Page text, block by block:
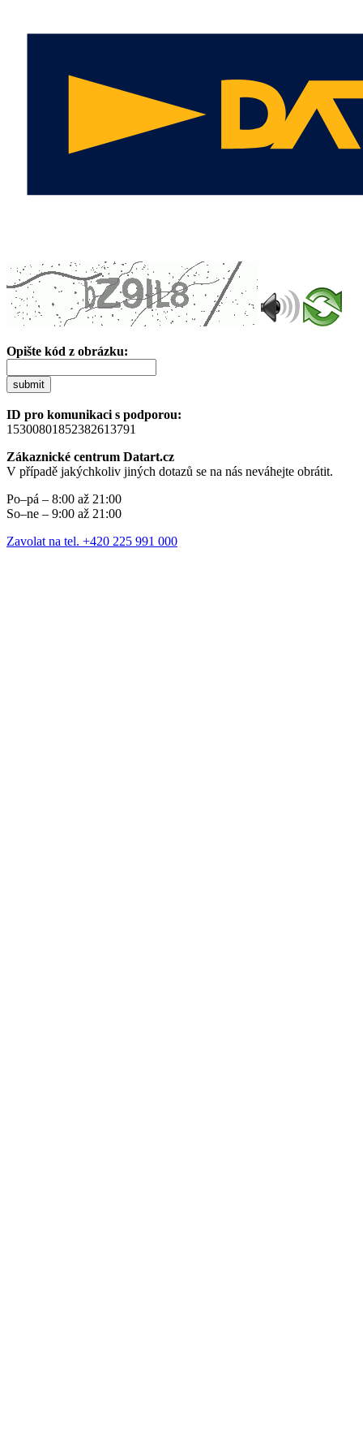
Opište kód z obrázku:
submit
ID pro komunikaci s podporou:
15300801852382613791
Zákaznické centrum Datart.cz
V případě jakýchkoliv jiných dotazů se na nás neváhejte obrátit.
Po–pá – 8:00 až 21:00
So–ne – 9:00 až 21:00
Zavolat na tel. +420 225 991 000